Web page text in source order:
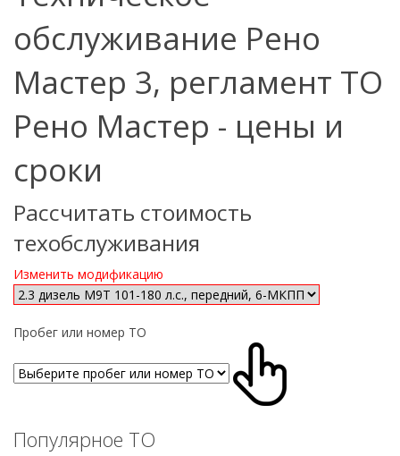
обслуживание Рено
Мастер 3, регламент ТО
Рено Мастер - цены и
сроки
Рассчитать стоимость
техобслуживания
Изменить модификацию
Пробег или номер ТО
Популярное ТО